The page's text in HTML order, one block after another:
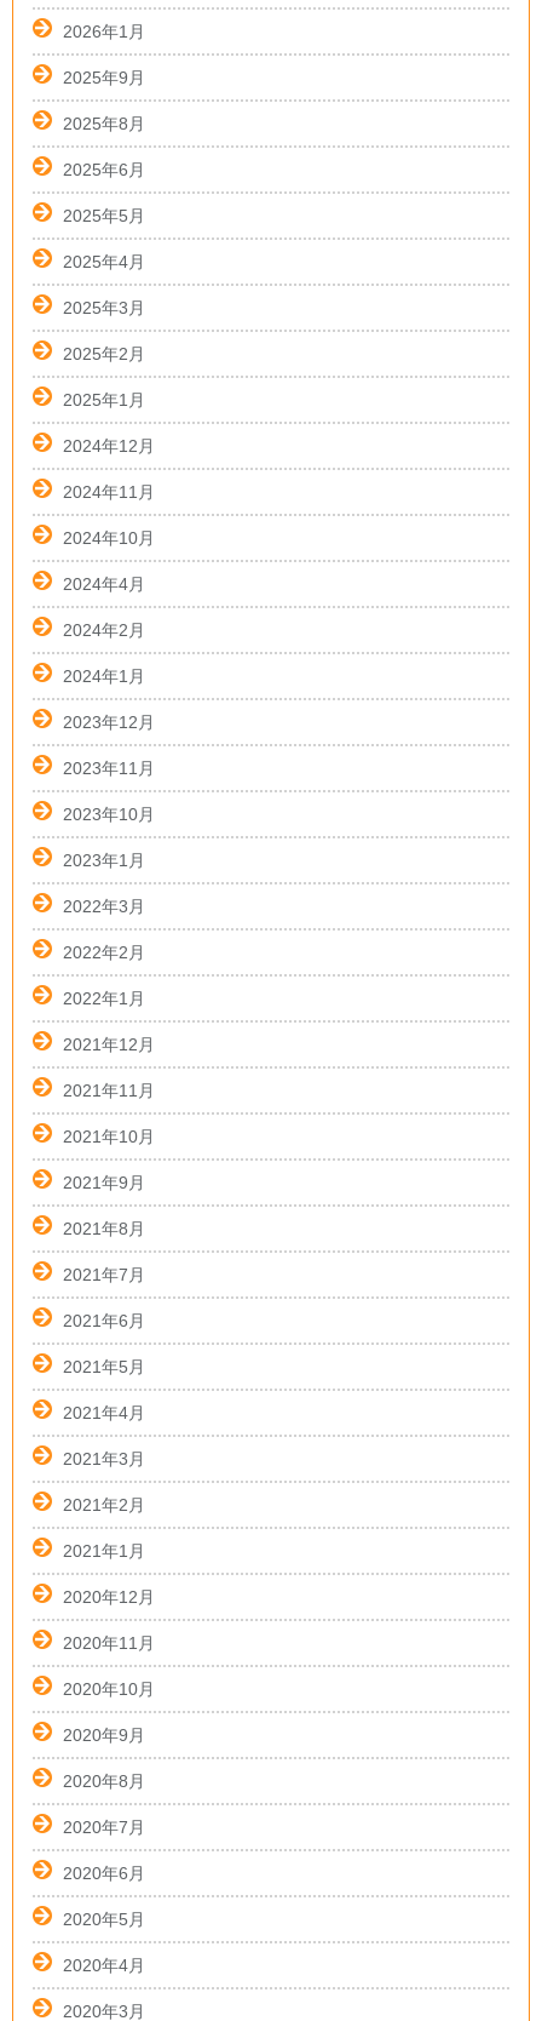
2026年1月
2025年9月
2025年8月
2025年6月
2025年5月
2025年4月
2025年3月
2025年2月
2025年1月
2024年12月
2024年11月
2024年10月
2024年4月
2024年2月
2024年1月
2023年12月
2023年11月
2023年10月
2023年1月
2022年3月
2022年2月
2022年1月
2021年12月
2021年11月
2021年10月
2021年9月
2021年8月
2021年7月
2021年6月
2021年5月
2021年4月
2021年3月
2021年2月
2021年1月
2020年12月
2020年11月
2020年10月
2020年9月
2020年8月
2020年7月
2020年6月
2020年5月
2020年4月
2020年3月